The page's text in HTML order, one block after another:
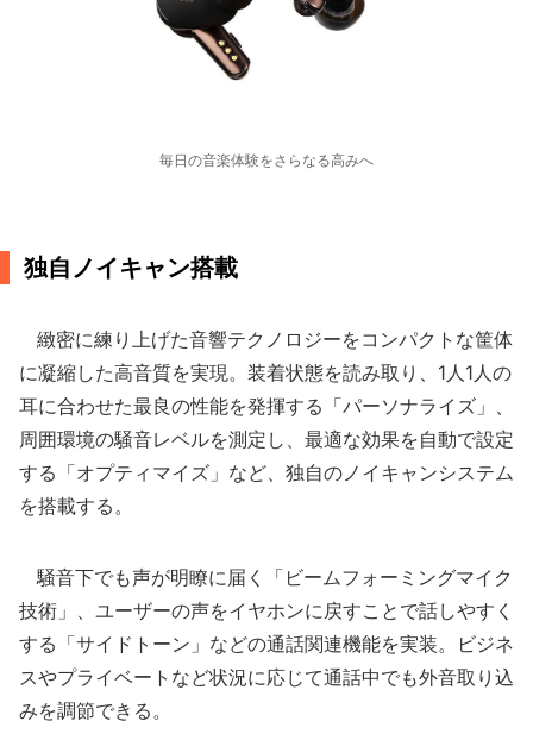
毎日の音楽体験をさらなる高みへ
独自ノイキャン搭載
緻密に練り上げた音響テクノロジーをコンパクトな筐体
に凝縮した高音質を実現。装着状態を読み取り、1人1人の
耳に合わせた最良の性能を発揮する「パーソナライズ」、
周囲環境の騒音レベルを測定し、最適な効果を自動で設定
する「オプティマイズ」など、独自のノイキャンシステム
を搭載する。
騒音下でも声が明瞭に届く「ビームフォーミングマイク
技術」、ユーザーの声をイヤホンに戻すことで話しやすく
する「サイドトーン」などの通話関連機能を実装。ビジネ
スやプライベートなど状況に応じて通話中でも外音取り込
みを調節できる。